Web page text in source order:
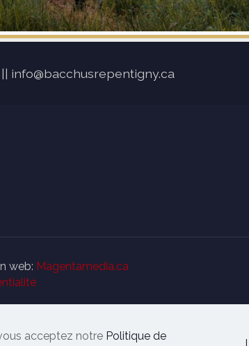
info@bacchusrepentigny.ca
web: Magentamedia.ca
acceptez notre Politique de